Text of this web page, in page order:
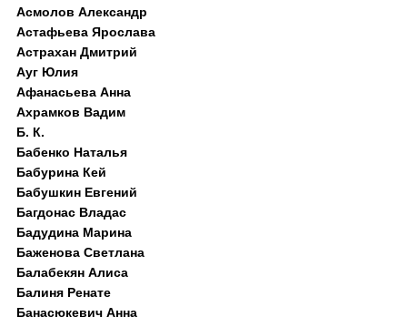
Асмолов Александр
Астафьева Ярослава
Астрахан Дмитрий
Ауг Юлия
Афанасьева Анна
Ахрамков Вадим
Б. К.
Бабенко Наталья
Бабурина Кей
Бабушкин Евгений
Багдонас Владас
Бадудина Марина
Баженова Светлана
Балабекян Алиса
Балиня Ренате
Банасюкевич Анна